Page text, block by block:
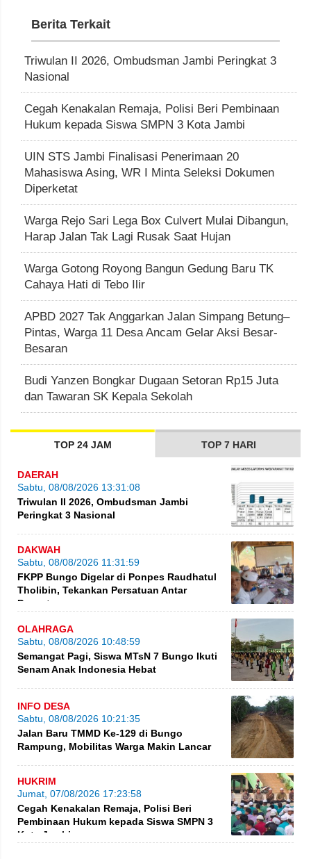
Berita Terkait
Triwulan II 2026, Ombudsman Jambi Peringkat 3
Nasional
Cegah Kenakalan Remaja, Polisi Beri Pembinaan
Hukum kepada Siswa SMPN 3 Kota Jambi
UIN STS Jambi Finalisasi Penerimaan 20
Mahasiswa Asing, WR I Minta Seleksi Dokumen
Diperketat
Warga Rejo Sari Lega Box Culvert Mulai Dibangun,
Harap Jalan Tak Lagi Rusak Saat Hujan
Warga Gotong Royong Bangun Gedung Baru TK
Cahaya Hati di Tebo Ilir
APBD 2027 Tak Anggarkan Jalan Simpang Betung–
Pintas, Warga 11 Desa Ancam Gelar Aksi Besar-
Besaran
Budi Yanzen Bongkar Dugaan Setoran Rp15 Juta
dan Tawaran SK Kepala Sekolah
TOP 24 JAM TOP 7 HARI
DAERAH
Sabtu, 08/08/2026 13:31:08
Triwulan II 2026, Ombudsman Jambi
Peringkat 3 Nasional
DAKWAH
Sabtu, 08/08/2026 11:31:59
FKPP Bungo Digelar di Ponpes Raudhatul
Tholibin, Tekankan Persatuan Antar
Pesantren
OLAHRAGA
Sabtu, 08/08/2026 10:48:59
Semangat Pagi, Siswa MTsN 7 Bungo Ikuti
Senam Anak Indonesia Hebat
INFO DESA
Sabtu, 08/08/2026 10:21:35
Jalan Baru TMMD Ke-129 di Bungo
Rampung, Mobilitas Warga Makin Lancar
HUKRIM
Jumat, 07/08/2026 17:23:58
Cegah Kenakalan Remaja, Polisi Beri
Pembinaan Hukum kepada Siswa SMPN 3
Kota Jambi